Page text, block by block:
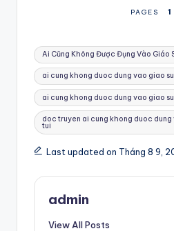
PAGES 1
Tags:
Ai Cũng Không Được Đụng Vào Giáo
ai cung khong duoc dung vao giao su
ai cung khong duoc dung vao giao
doc truyen ai cung khong duoc dung
tui
Last updated on Tháng 8 9,
admin
View All Posts